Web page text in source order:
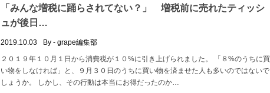
「みんな増税に踊らされてない？」 増税前に売れたティッシ
ュが後日…
2019.10.03
By - grape編集部
２０１９年１０月１日から消費税が１０%に引き上げられました。 「８%のうちに買
い物をしなければ」と、９月３０日のうちに買い物を済ませた人も多いのではないで
しょうか。 しかし、その行動は本当にお得だったのか…